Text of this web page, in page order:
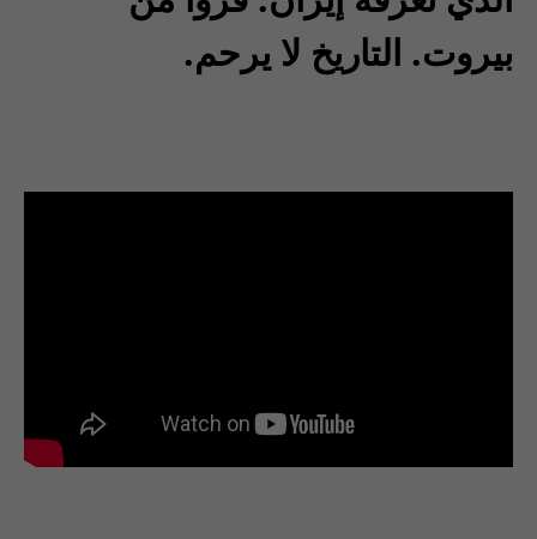
بيروت. التاريخ لا يرحم.